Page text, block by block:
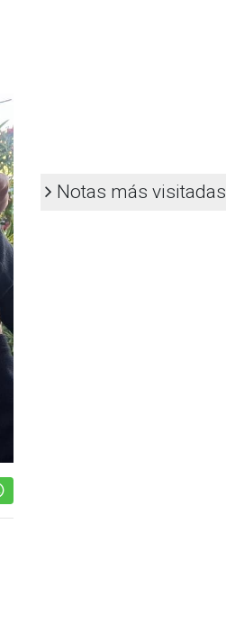
Notas más visitadas